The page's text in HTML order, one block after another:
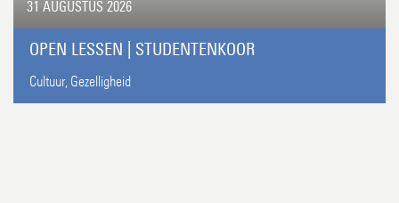
31 AUGUSTUS 2026
OPEN LESSEN | STUDENTENKOOR
Cultuur, Gezelligheid